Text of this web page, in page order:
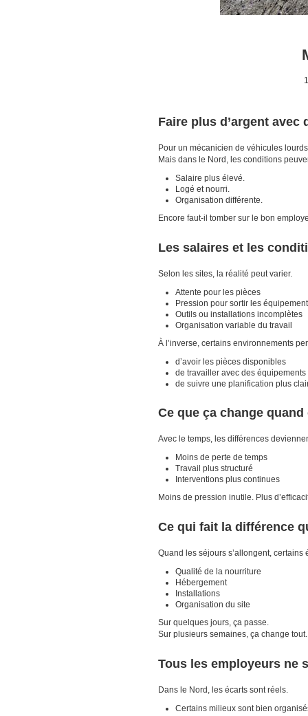
Faire plus d’argent
Pour un mécanicien de véhicules
Mais dans le Nord, les conditions
Salaire plus élevé.
Logé et nourri.
Organisation différente.
Encore faut-il tomber sur le bon
Les salaires et les
Selon les sites, la réalité peut varier.
Attente pour les pièces
Pression pour sortir les
Outils ou installations incomplètes
Organisation variable du travail
À l’inverse, certains environnements
d’avoir les pièces disponibles
de travailler avec des équipements
de suivre une planification plus
Ce que ça change
Avec le temps, les différences
Moins de perte de temps
Travail plus structuré
Interventions plus continues
Moins de pression inutile. Plus
Ce qui fait la différence
Quand les séjours s’allongent, certains
Qualité de la nourriture
Hébergement
Installations
Organisation du site
Sur quelques jours, ça passe.
Sur plusieurs semaines, ça change tout.
Tous les employeurs ne
Dans le Nord, les écarts sont réels.
Certains milieux sont bien